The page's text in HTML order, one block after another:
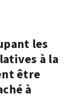
les
à la
être
à